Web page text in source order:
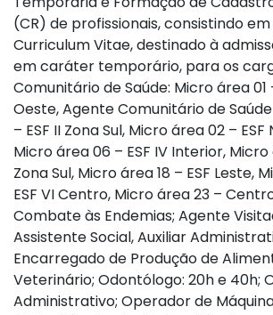
(CR) de profissionais, consistindo
Curriculum Vitae, destinado à
em caráter temporário, para os
Comunitário de Saúde: Micro área 01
Oeste, Agente Comunitário de
– ESF II Zona Sul, Micro área 02 –
Micro área 06 – ESF IV Interior, Micro
Zona Sul, Micro área 18 – ESF Leste,
ESF VI Centro, Micro área 23 –
Combate às Endemias; Agente
Assistente Social, Auxiliar
Encarregado de Produção de
Veterinário; Odontólogo: 20h e 40h;
Administrativo; Operador de